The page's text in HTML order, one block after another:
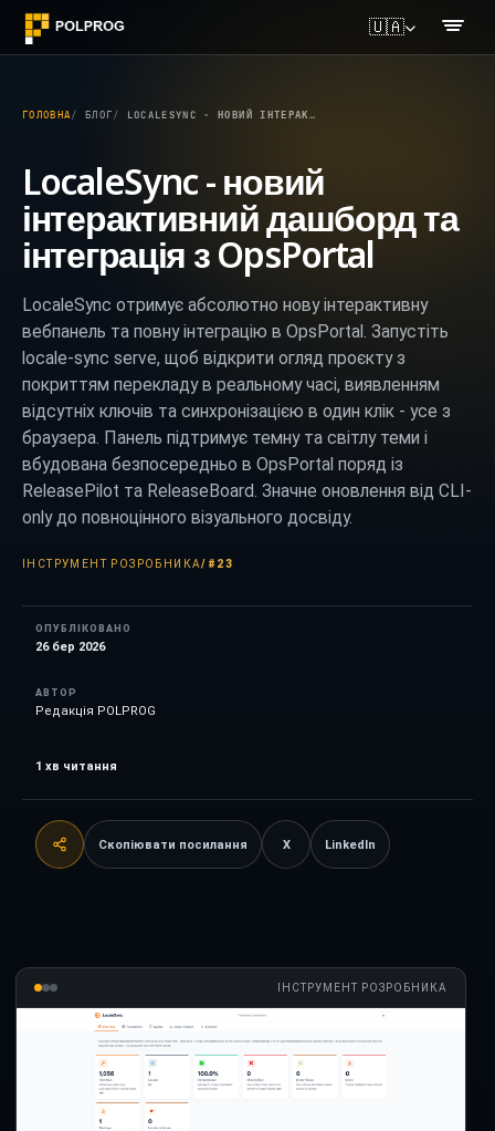
🇺🇦
ГОЛОВНА БЛОГ LOCALESYNC - НОВИЙ ІНТЕРАКТИВНИЙ ДАШБОРД ТА ІНТЕГРАЦІЯ З OPSPORTAL
LocaleSync - новий
інтерактивний дашборд та
інтеграція з OpsPortal
LocaleSync отримує абсолютно нову інтерактивну
вебпанель та повну інтеграцію в OpsPortal. Запустіть
locale-sync serve, щоб відкрити огляд проєкту з
покриттям перекладу в реальному часі, виявленням
відсутніх ключів та синхронізацією в один клік - усе з
браузера. Панель підтримує темну та світлу теми і
вбудована безпосередньо в OpsPortal поряд із
ReleasePilot та ReleaseBoard. Значне оновлення від CLI-
only до повноцінного візуального досвіду.
ІНСТРУМЕНТ РОЗРОБНИКА/ #23
ОПУБЛІКОВАНО
26 бер 2026
АВТОР
Редакція POLPROG
1 хв читання
Скопіювати посилання X LinkedIn
ІНСТРУМЕНТ РОЗРОБНИКА